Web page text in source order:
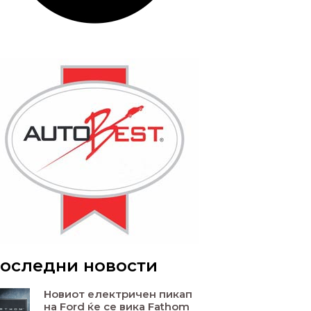
новости
Новиот електричен пикап
на Ford ќе се вика Fathom